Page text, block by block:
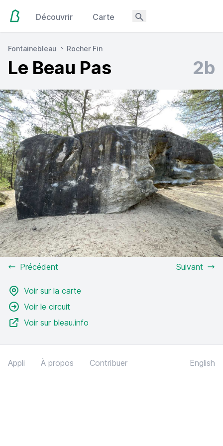
Découvrir Carte
Fontainebleau Rocher Fin
Le Beau Pas 2b
Précédent Suivant
Voir sur la carte
Voir le circuit
Voir sur bleau.info
Appli À propos Contribuer English